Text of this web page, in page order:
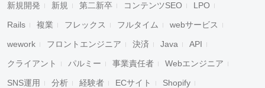
新規開発 新規 第二新卒 コンテンツSEO LPO
Rails 複業 フレックス フルタイム webサービス
wework フロントエンジニア 決済 Java API
クライアント パルミー 事業責任者 Webエンジニア
SNS運用 分析 経験者 ECサイト Shopify